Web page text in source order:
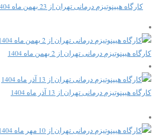
کارگاه هیپنوتیزم درمانی تهران از 23 بهمن ماه 1404
کارگاه هیپنوتیزم درمانی تهران از 2 بهمن ماه 1404
کارگاه هیپنوتیزم درمانی تهران از 13 آذر ماه 1404